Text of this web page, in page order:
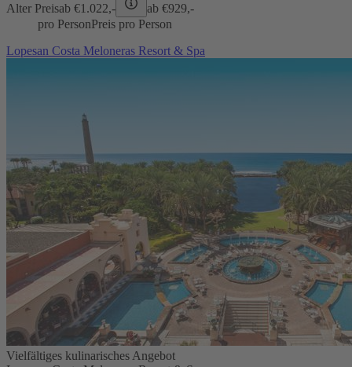
Alter Preisab €1.022,- ab €929,-
pro PersonPreis pro Person
Lopesan Costa Meloneras Resort & Spa
Vielfältiges kulinarisches Angebot